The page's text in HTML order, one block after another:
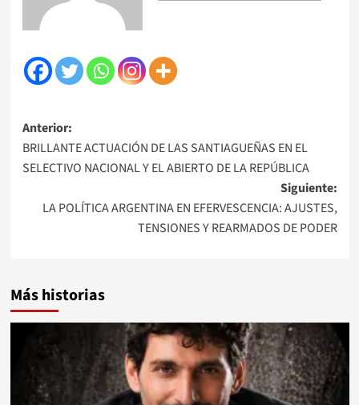
Navegación
de
entradas
Anterior:
BRILLANTE ACTUACIÓN DE LAS SANTIAGUEÑAS EN EL
SELECTIVO NACIONAL Y EL ABIERTO DE LA REPÚBLICA
Siguiente:
LA POLÍTICA ARGENTINA EN EFERVESCENCIA: AJUSTES,
TENSIONES Y REARMADOS DE PODER
Más historias